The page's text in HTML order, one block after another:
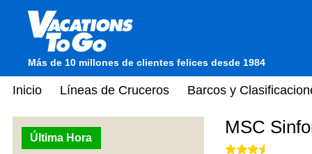
Más de 10 millones de clientes felices desde 1984
Inicio Líneas de Cruceros Barcos y
Última Hora
MSC